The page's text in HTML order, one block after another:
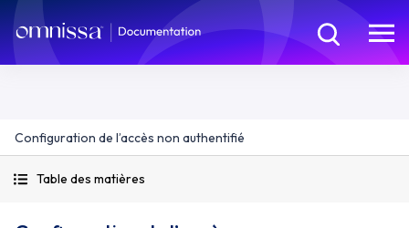
Configuration de l’accès non authentifié
Table des matières